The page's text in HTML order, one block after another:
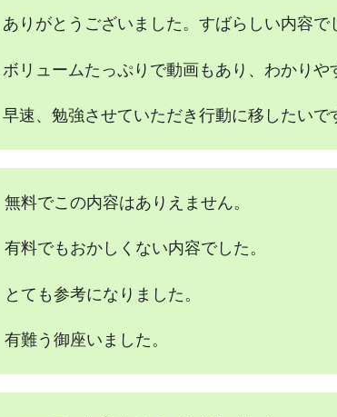
ありがとうございました。すばらしい内容で
ボリュームたっぷりで動画もあり、わかりや
早速、勉強させていただき行動に移したいで
無料でこの内容はありえません。
有料でもおかしくない内容でした。
とても参考になりました。
有難う御座いました。